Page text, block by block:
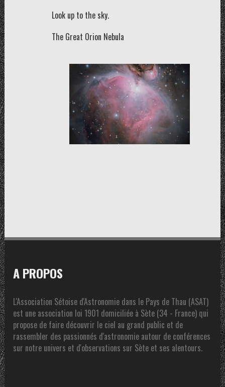
Look up to the sky.
The Great Orion Nebula
A PROPOS
L'Association Sétoise d'Astronomie dans le Pays de Thau (ASAT)
est une association loi 1901 domiciliée à Sète (34 - France) qui
propose de faire découvrir le ciel au grand public et de
rassembler des passionnés d'astronomie autour de conférences
sur notre univers et d'observations sur Sète et ses alentours.